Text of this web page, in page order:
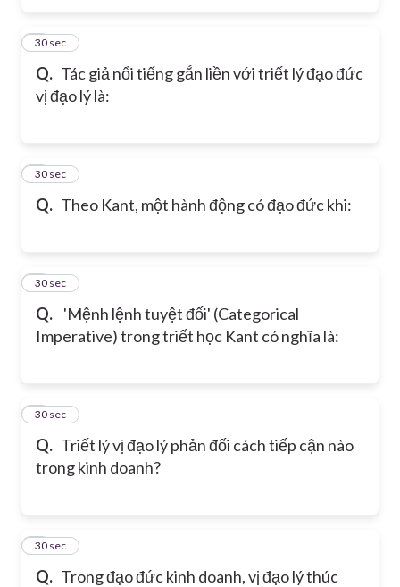
Q. Tác giả nổi tiếng gắn liền với triết lý đạo đức
vị đạo lý là:
2
30 sec
Q. Theo Kant, một hành động có đạo đức khi:
3
30 sec
Q. 'Mệnh lệnh tuyệt đối' (Categorical
Imperative) trong triết học Kant có nghĩa là:
4
30 sec
Q. Triết lý vị đạo lý phản đối cách tiếp cận nào
trong kinh doanh?
5
30 sec
Q. Trong đạo đức kinh doanh, vị đạo lý thúc
6
30 sec